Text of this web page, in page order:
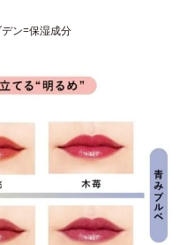
ン=保湿成分